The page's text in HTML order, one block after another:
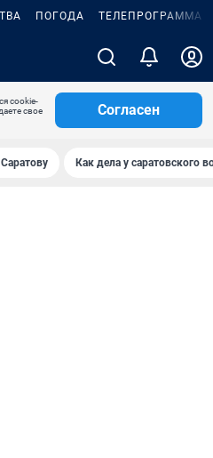
ПОГОДА ТЕЛЕПРОГРАММА
cookie-
свое
Согласен
Как дела у саратовского